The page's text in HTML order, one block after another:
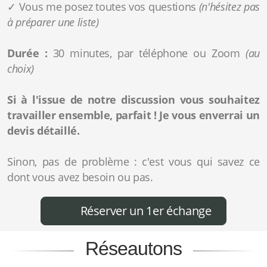
✓ Vous me posez toutes vos questions (n'hésitez pas
à préparer une liste)
Durée : 30 minutes, par téléphone ou Zoom (au
choix)
Si à l'issue de notre discussion vous souhaitez
travailler ensemble, parfait ! Je vous enverrai un
devis détaillé.
Sinon, pas de problème : c'est vous qui savez ce
dont vous avez besoin ou pas.
Réserver un 1er échange
Réseautons